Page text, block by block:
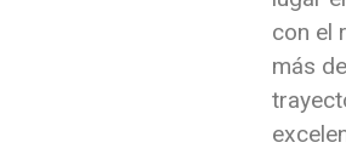
con el
más